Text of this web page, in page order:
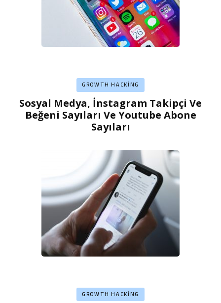
GROWTH HACKING
Sosyal Medya, İnstagram Takipçi Ve
Beğeni Sayıları Ve Youtube Abone
Sayıları
GROWTH HACKING